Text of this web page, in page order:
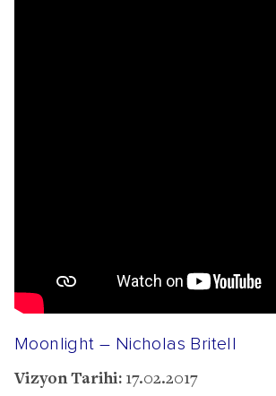
Moonlight – Nicholas Britell
Vizyon Tarihi: 17.02.2017